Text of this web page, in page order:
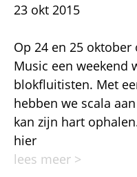
23 okt 2015
Op 24 en 25
Music een weekend
blokfluitisten. Met
hebben we scala
kan zijn hart
hier
lees meer >